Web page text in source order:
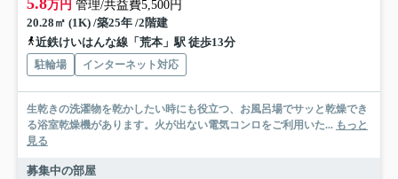
5.8万円 管理/共益費5,500円
20.28㎡ (1K) /築25年 /2階建
近鉄けいはんな線「荒本」駅 徒歩13分
駐輪場 インターネット対応
生乾きの洗濯物を乾かしたい時にも役立つ、お風呂場でサッと乾燥でき
る浴室乾燥機があります。火が出ない電気コンロをご利用いた... もっと
見る
募集中の部屋